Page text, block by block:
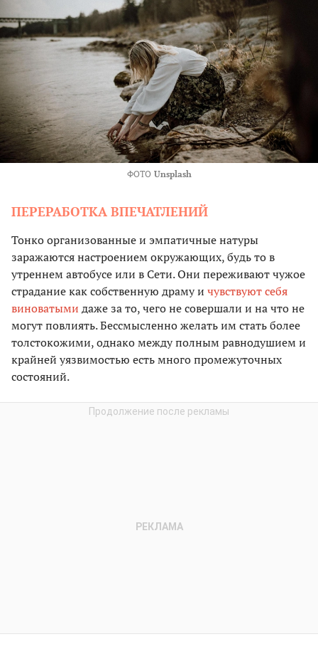
ФОТО Unsplash
ПЕРЕРАБОТКА ВПЕЧАТЛЕНИЙ
Тонко организованные и эмпатичные натуры
заражаются настроением окружающих, будь то в
утреннем автобусе или в Сети. Они переживают чужое
страдание как собственную драму и чувствуют себя
виноватыми даже за то, чего не совершали и на что не
могут повлиять. Бессмысленно желать им стать более
толстокожими, однако между полным равнодушием и
крайней уязвимостью есть много промежуточных
состояний.